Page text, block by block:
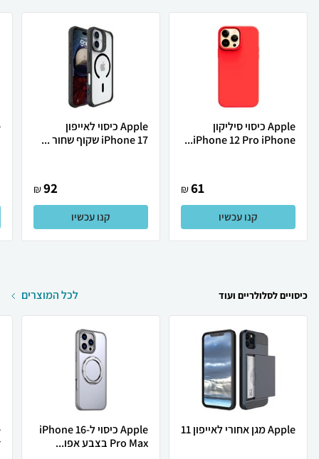
Apple כיסוי סיליקון
iPhone 12 Pro iPhone...
61
₪
קנו עכשיו
Apple כיסוי לאייפון
iPhone 17 שקוף שחור ...
92
₪
קנו עכשיו
כיסויים לסלולריים ועוד לכל המוצרים
Apple מגן אחורי לאייפון 11
Apple כיסוי ל-iPhone 16
Pro Max בצבע אפו...